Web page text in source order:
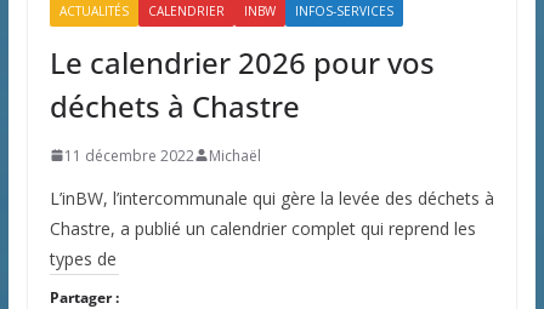
ACTUALITÉS CALENDRIER INBW INFOS-SERVICES
Le calendrier 2026 pour vos
déchets à Chastre
11 décembre 2022 Michaël
L’inBW, l’intercommunale qui gère la levée des déchets à
Chastre, a publié un calendrier complet qui reprend les
types de
Partager :